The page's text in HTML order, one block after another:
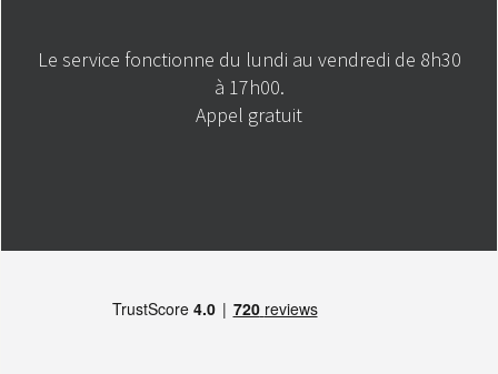
Le service fonctionne du lundi au vendredi de 8h30
à 17h00.
Appel gratuit